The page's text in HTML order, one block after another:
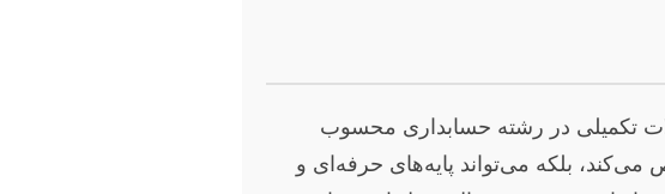
تکمیلی در رشته حسابداری محسوب
بلکه می‌تواند پایه‌های حرفه‌ای و